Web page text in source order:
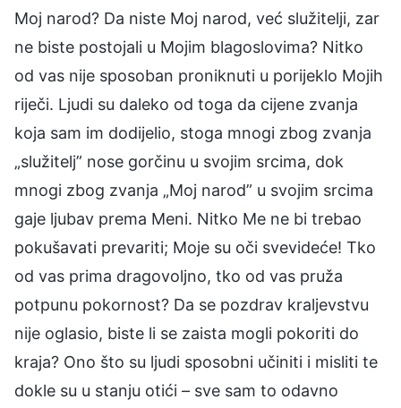
Moj narod? Da niste Moj narod, već služitelji, zar
ne biste postojali u Mojim blagoslovima? Nitko
od vas nije sposoban proniknuti u porijeklo Mojih
riječi. Ljudi su daleko od toga da cijene zvanja
koja sam im dodijelio, stoga mnogi zbog zvanja
„služitelj” nose gorčinu u svojim srcima, dok
mnogi zbog zvanja „Moj narod” u svojim srcima
gaje ljubav prema Meni. Nitko Me ne bi trebao
pokušavati prevariti; Moje su oči svevideće! Tko
od vas prima dragovoljno, tko od vas pruža
potpunu pokornost? Da se pozdrav kraljevstvu
nije oglasio, biste li se zaista mogli pokoriti do
kraja? Ono što su ljudi sposobni učiniti i misliti te
dokle su u stanju otići – sve sam to odavno